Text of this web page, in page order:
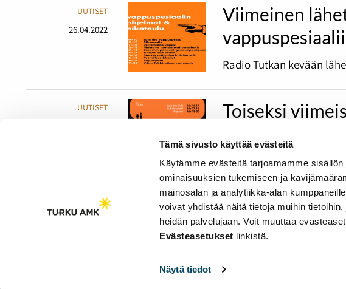
Tämä sivusto käyttää evästeitä
Käytämme evästeitä tarjoamamme
ominaisuuksien tukemiseen ja
mainosalan ja analytiikka-alan
voivat yhdistää näitä tietoja muihin
heidän palvelujaan. Voit muuttaa
Evästeasetukset linkistä.
Näytä tiedot
UUTISET
26.04.2022
Viimeinen
Radio Tutkan kevään
UUTISET
Toiseksi
Pääsiäisestä on toivuttu